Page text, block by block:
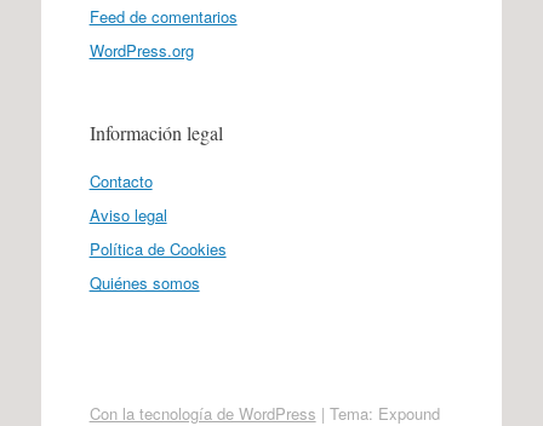
Feed de comentarios
WordPress.org
Información legal
Contacto
Aviso legal
Política de Cookies
Quiénes somos
Con la tecnología de WordPress | Tema: Expound